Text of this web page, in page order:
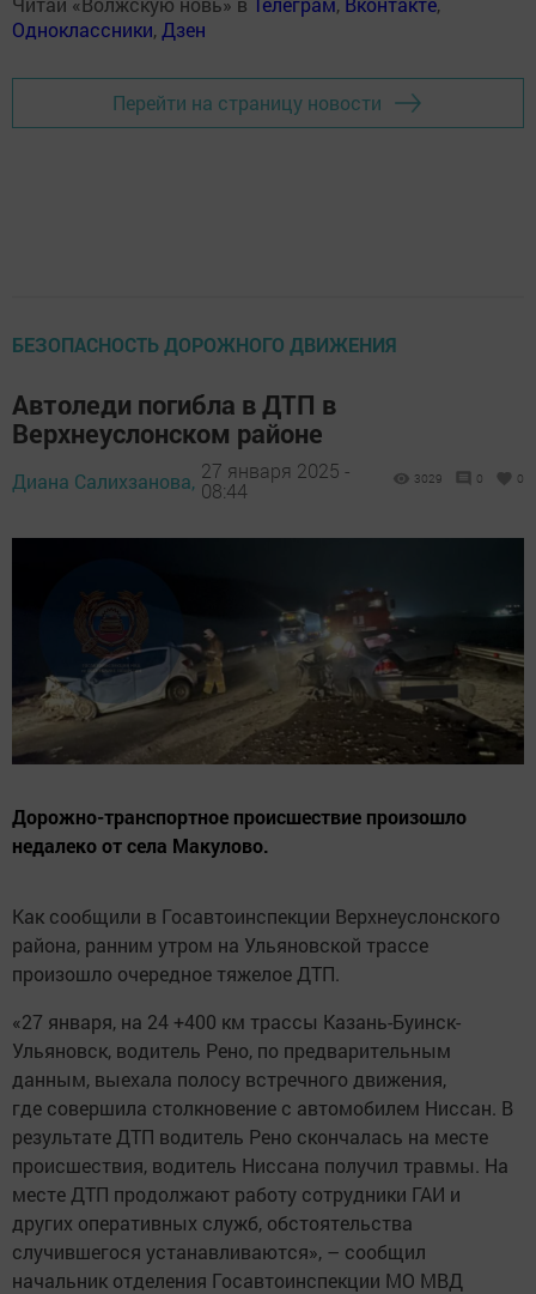
Одноклассники, Дзен
Перейти на страницу новости
БЕЗОПАСНОСТЬ ДОРОЖНОГО ДВИЖЕНИЯ
Автоледи погибла в ДТП в
Верхнеуслонском районе
Диана Салихзанова, 27 января 2025 -
08:44
3029 0 0
Дорожно-транспортное происшествие произошло
недалеко от села Макулово.
Как сообщили в Госавтоинспекции Верхнеуслонского
района, ранним утром на Ульяновской трассе
произошло очередное тяжелое ДТП.
«27 января, на 24 +400 км трассы Казань-Буинск-
Ульяновск, водитель Рено, по предварительным
данным, выехала полосу встречного движения,
где совершила столкновение с автомобилем Ниссан. В
результате ДТП водитель Рено скончалась на месте
происшествия, водитель Ниссана получил травмы. На
месте ДТП продолжают работу сотрудники ГАИ и
других оперативных служб, обстоятельства
случившегося устанавливаются», – сообщил
начальник отделения Госавтоинспекции МО МВД